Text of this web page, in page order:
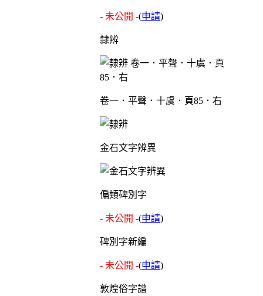
- 未公開 -(申請)
隸辨
卷一．平聲．十虞．頁85．右
金石文字辨異
偏類碑別字
- 未公開 -(申請)
碑別字新編
- 未公開 -(申請)
敦煌俗字譜